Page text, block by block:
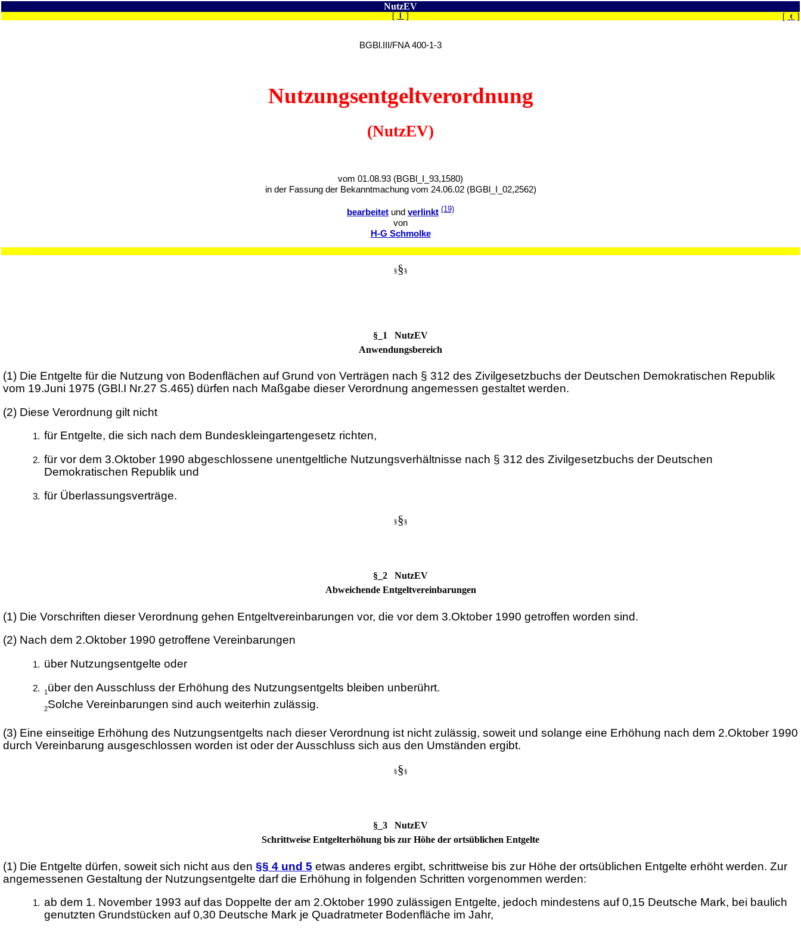
NutzEV
[ ] [ ‹ ]
BGBl.III/FNA 400-1-3
Nutzungsentgeltverordnung
(NutzEV)
vom 01.08.93 (BGBl_I_93,1580)
in der Fassung der Bekanntmachung vom 24.06.02 (BGBl_I_02,2562)
bearbeitet und verlinkt (19)
von
H-G Schmolke
§§ §
§_1 NutzEV
Anwendungsbereich
(1) Die Entgelte für die Nutzung von Bodenflächen auf Grund von Verträgen nach § 312 des Zivilgesetzbuchs der Deutschen Demokratischen Republik
vom 19.Juni 1975 (GBl.I Nr.27 S.465) dürfen nach Maßgabe dieser Verordnung angemessen gestaltet werden.
(2) Diese Verordnung gilt nicht
für Entgelte, die sich nach dem Bundeskleingartengesetz richten,
für vor dem 3.Oktober 1990 abgeschlossene unentgeltliche Nutzungsverhältnisse nach § 312 des Zivilgesetzbuchs der Deutschen
Demokratischen Republik und
für Überlassungsverträge.
§§ §
§_2 NutzEV
Abweichende Entgeltvereinbarungen
(1) Die Vorschriften dieser Verordnung gehen Entgeltvereinbarungen vor, die vor dem 3.Oktober 1990 getroffen worden sind.
(2) Nach dem 2.Oktober 1990 getroffene Vereinbarungen
über Nutzungsentgelte oder
1 über den Ausschluss der Erhöhung des Nutzungsentgelts bleiben unberührt.
2Solche Vereinbarungen sind auch weiterhin zulässig.
(3) Eine einseitige Erhöhung des Nutzungsentgelts nach dieser Verordnung ist nicht zulässig, soweit und solange eine Erhöhung nach dem 2.Oktober 1990
durch Vereinbarung ausgeschlossen worden ist oder der Ausschluss sich aus den Umständen ergibt.
§§ §
§_3 NutzEV
Schrittweise Entgelterhöhung bis zur Höhe der ortsüblichen Entgelte
(1) Die Entgelte dürfen, soweit sich nicht aus den §§ 4 und 5 etwas anderes ergibt, schrittweise bis zur Höhe der ortsüblichen Entgelte erhöht werden. Zur
angemessenen Gestaltung der Nutzungsentgelte darf die Erhöhung in folgenden Schritten vorgenommen werden:
ab dem 1. November 1993 auf das Doppelte der am 2.Oktober 1990 zulässigen Entgelte, jedoch mindestens auf 0,15 Deutsche Mark, bei baulich
genutzten Grundstücken auf 0,30 Deutsche Mark je Quadratmeter Bodenfläche im Jahr,